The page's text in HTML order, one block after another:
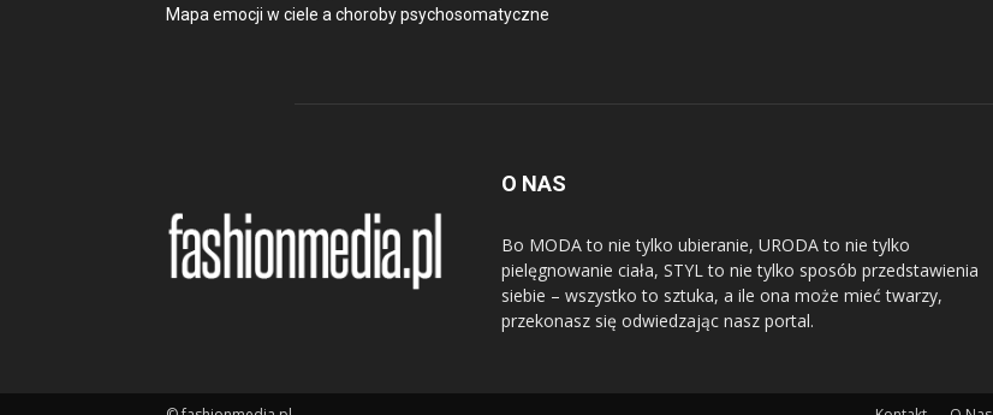
Mapa emocji w ciele a choroby psychosomatyczne
O NAS
Bo MODA to nie tylko ubieranie, URODA to nie tylko
pielęgnowanie ciała, STYL to nie tylko sposób przedstawienia
siebie – wszystko to sztuka, a ile ona może mieć twarzy,
przekonasz się odwiedzając nasz portal.